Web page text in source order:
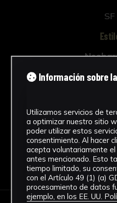
SF
Ver
Información sobre
Utilizamos servicios de
a optimizar nuestro sitio
poder utilizar estos
consentimiento. Al hacer
acepta voluntariamente
antes mencionado. Esto
tiempo limitado, su
con el Artículo 49 (1) (a)
procesamiento de datos
ejemplo, en los EE. UU.